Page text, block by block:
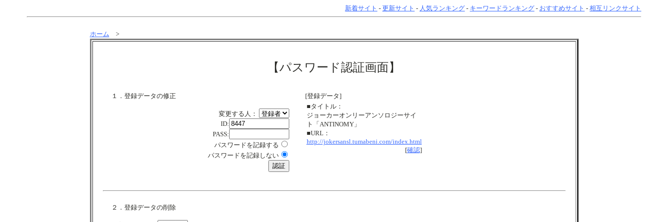
新着サイト -更新サイト - 人気ランキング - キーワードランキング - おすすめサイト -相互リンクサイト
ホーム >
【パスワード認証画面】
１．登録データの修正
変更する人：
ID:
PASS:
パスワードを記録する
パスワードを記録しない
[登録データ]
■タイトル：
ジョーカーオンリーアンソロジーサイ
ト「ANTINOMY」
■URL：
http://jokersansl.tumabeni.com/index.html
[確認]
２．登録データの削除